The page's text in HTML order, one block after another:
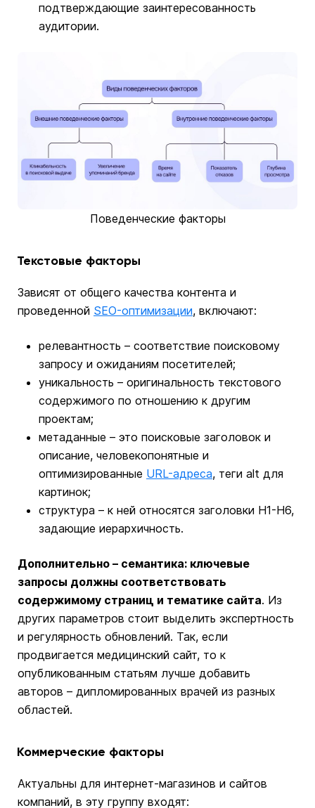
подтверждающие заинтересованность
аудитории.
Поведенческие факторы
Текстовые факторы
Зависят от общего качества контента и
проведенной SEO-оптимизации, включают:
релевантность – соответствие поисковому
запросу и ожиданиям посетителей;
уникальность – оригинальность текстового
содержимого по отношению к другим
проектам;
метаданные – это поисковые заголовок и
описание, человекопонятные и
оптимизированные URL-адреса, теги alt для
картинок;
структура – к ней относятся заголовки Н1-Н6,
задающие иерархичность.
Дополнительно – семантика: ключевые
запросы должны соответствовать
содержимому страниц и тематике сайта. Из
других параметров стоит выделить экспертность
и регулярность обновлений. Так, если
продвигается медицинский сайт, то к
опубликованным статьям лучше добавить
авторов – дипломированных врачей из разных
областей.
Коммерческие факторы
Актуальны для интернет-магазинов и сайтов
компаний, в эту группу входят: